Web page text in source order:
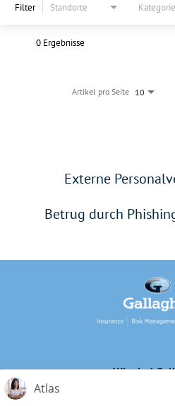
Filter Standorte
0 Ergebnisse
Artikel pro Seite 10
Externe
Betrug durch
Wir sind